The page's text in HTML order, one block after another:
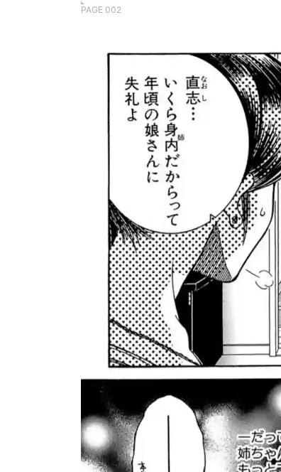
PAGE 002